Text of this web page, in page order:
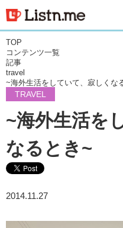
TOP
コンテンツ一覧
記事
travel
~海外生活をしていて、寂しくな
TRAVEL
~海外生活を
なるとき~
2014.11.27